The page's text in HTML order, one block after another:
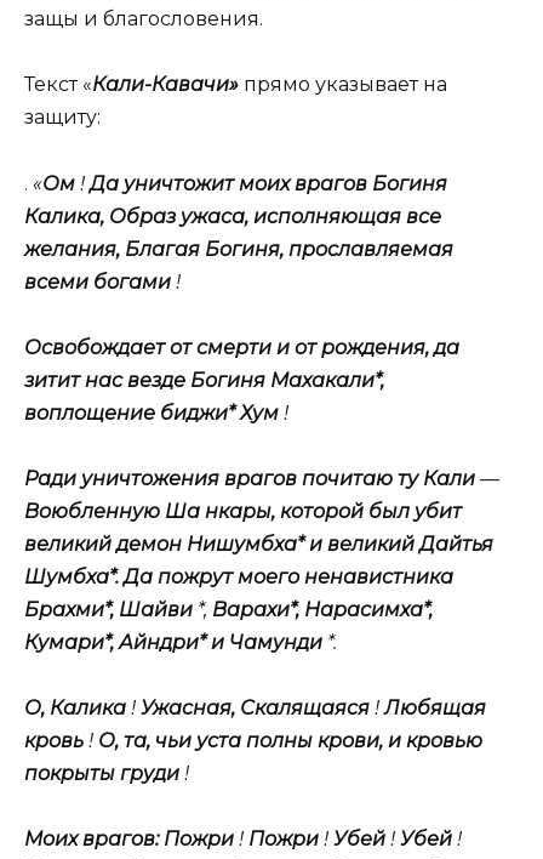
защы и благословения.
Текст «Кали-Кавачи» прямо указывает на
защиту:
. «Ом !Да уничтожит моих врагов Богиня
Калика, Образ ужаса, исполняющая все
желания, Благая Богиня, прославляемая
всеми богами !
Освобождает от смерти и от рождения, да
зитит нас везде Богиня Махакали*,
воплощение биджи* Хум !
Ради уничтожения врагов почитаю ту Кали —
Воюбленную Ша нкары, которой был убит
великий демон Нишумбха* и великий Дайтья
Шумбха*. Да пожрут моего ненавистника
Брахми*, Шайви *, Варахи*, Нарасимха*,
Кумари*, Айндри* и Чамунди *.
О, Калика ! Ужасная, Скалящаяся !Любящая
кровь ! О, та, чьи уста полны крови, и кровью
покрыты груди !
Моих врагов: Пожри ! Пожри ! Убей ! Убей !